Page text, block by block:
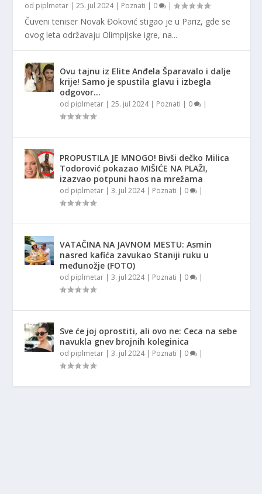
od piplmetar |25. jul 2024| Poznati | 0 |
Čuveni teniser Novak Đoković stigao je u Pariz, gde se
ovog leta održavaju Olimpijske igre, na...
Ovu tajnu iz Elite Anđela Šparavalo i dalje
krije! Samo je spustila glavu i izbegla
odgovor…
od piplmetar |25. jul 2024| Poznati | 0 |
PROPUSTILA JE MNOGO! Bivši dečko Milica
Todorović pokazao MIŠIĆE NA PLAŽI,
izazvao potpuni haos na mrežama
od piplmetar |3. jul 2024| Poznati | 0 |
VATAČINA NA JAVNOM MESTU: Asmin
nasred kafića zavukao Staniji ruku u
međunožje (FOTO)
od piplmetar |3. jul 2024| Poznati | 0 |
Sve će joj oprostiti, ali ovo ne: Ceca na sebe
navukla gnev brojnih koleginica
od piplmetar |3. jul 2024| Poznati | 0 |